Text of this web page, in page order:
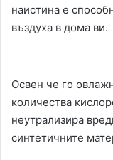
наистина е
въздуха в дома ви.
Освен че го
количества
неутрализира
синтетичните